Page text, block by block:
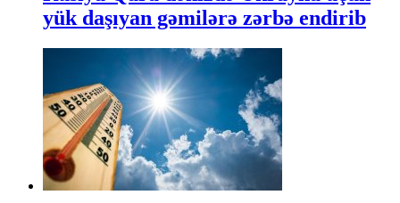
yük daşıyan gəmilərə zərbə endirib